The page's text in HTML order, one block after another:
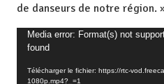
de danseurs de notre région.
Media error: Format(s) not
found
Télécharger le fichier: https://rtc-
1080p.mp4?_=1